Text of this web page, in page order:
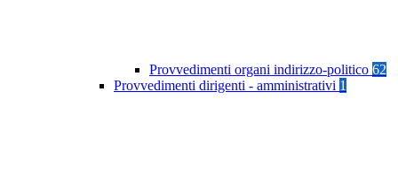
Provvedimenti organi indirizzo-politico 62
Provvedimenti dirigenti - amministrativi 1